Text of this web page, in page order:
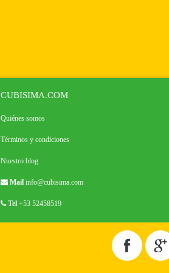
CUBISIMA.COM
Quiénes somos
Términos y condiciones
Nuestro blog
Mail info@cubisima.com
Tel +53 52458519